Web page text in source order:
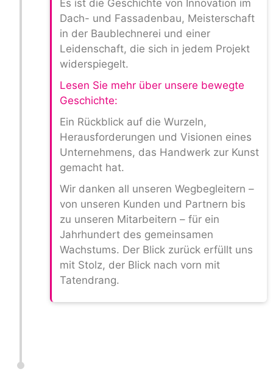
Es ist die Geschichte von Innovation im
Dach- und Fassadenbau, Meisterschaft
in der Baublechnerei und einer
Leidenschaft, die sich in jedem Projekt
widerspiegelt.
Lesen Sie mehr über unsere bewegte
Geschichte:
Ein Rückblick auf die Wurzeln,
Herausforderungen und Visionen eines
Unternehmens, das Handwerk zur Kunst
gemacht hat.
Wir danken all unseren Wegbegleitern –
von unseren Kunden und Partnern bis
zu unseren Mitarbeitern – für ein
Jahrhundert des gemeinsamen
Wachstums. Der Blick zurück erfüllt uns
mit Stolz, der Blick nach vorn mit
Tatendrang.